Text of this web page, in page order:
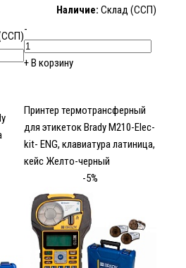
Наличие: Склад (ССП)
-
+В корзину
Принтер термотрансферный
для этикеток Brady M210-Elec-
kit- ENG, клавиатура латиница,
кейс Желто-черный
-5%